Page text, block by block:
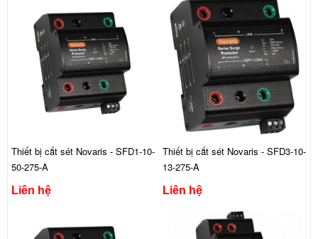
Thiết bị cắt sét Novaris - SFD1-10-
50-275-A
Liên hệ
Thiết bị cắt sét Novaris - SFD3-10-
13-275-A
Liên hệ